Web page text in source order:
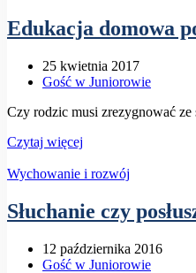
Edukacja domowa
25 kwietnia 2017
Gość w Juniorowie
Czy rodzic musi zrezygnować
Czytaj więcej
Wychowanie i rozwój
Słuchanie czy
12 października 2016
Gość w Juniorowie